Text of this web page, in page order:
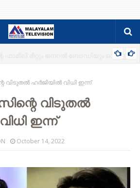
വിടുതൽ ഹർജിയിൽ വിധി ഇന്ന്
വിടുതൽ
ഇന്ന്
October 14, 2022